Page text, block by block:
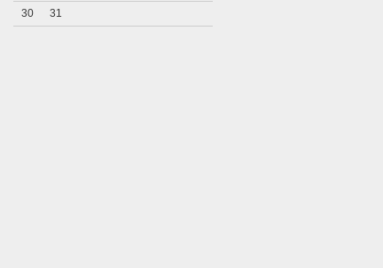
30
31